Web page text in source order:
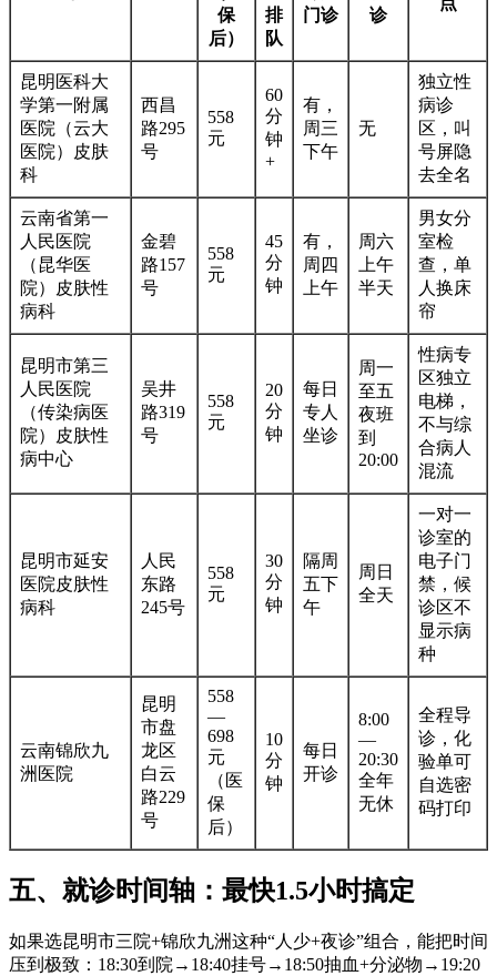
保
后）
排
队
门诊
诊
昆明医科大
学第一附属
医院（云大
医院）皮肤
科
西昌
路295
号
558
元
60
分
钟
+
有，
周三
下午
无
独立性
病诊
区，叫
号屏隐
去全名
云南省第一
人民医院
（昆华医
院）皮肤性
病科
金碧
路157
号
558
元
45
分
钟
有，
周四
上午
周六
上午
半天
男女分
室检
查，单
人换床
帘
昆明市第三
人民医院
（传染病医
院）皮肤性
病中心
吴井
路319
号
558
元
20
分
钟
每日
专人
坐诊
周一
至五
夜班
到
20:00
性病专
区独立
电梯，
不与综
合病人
混流
昆明市延安
医院皮肤性
病科
人民
东路
245号
558
元
30
分
钟
隔周
五下
午
周日
全天
一对一
诊室的
电子门
禁，候
诊区不
显示病
种
云南锦欣九
洲医院
昆明
市盘
龙区
白云
路229
号
558
—
698
元
（医
保
后）
10
分
钟
每日
开诊
8:00
—
20:30
全年
无休
全程导
诊，化
验单可
自选密
码打印
五、就诊时间轴：最快1.5小时搞定
如果选昆明市三院+锦欣九洲这种“人少+夜诊”组合，能把时间
压到极致：18:30到院→18:40挂号→18:50抽血+分泌物→19:20